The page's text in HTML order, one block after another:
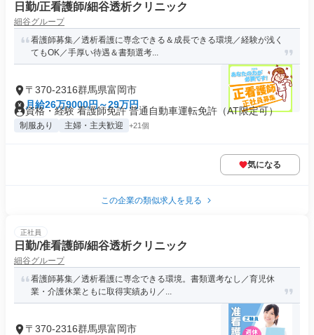
日勤/正看護師/細谷透析クリニック
細谷グループ
看護師募集／透析看護に専念できる＆成長できる環境／経験が浅く
てもOK／手厚い待遇＆書類選考...
〒370-2316群馬県富岡市
月給26万9000円～29万円
資格・経験 看護師免許 普通自動車運転免許（AT限定可）
制服あり 主婦・主夫歓迎 +21個
気になる
この企業の類似求人を見る
正社員
日勤/准看護師/細谷透析クリニック
細谷グループ
看護師募集／透析看護に専念できる環境。書類選考なし／育児休
業・介護休業ともに取得実績あり／...
〒370-2316群馬県富岡市